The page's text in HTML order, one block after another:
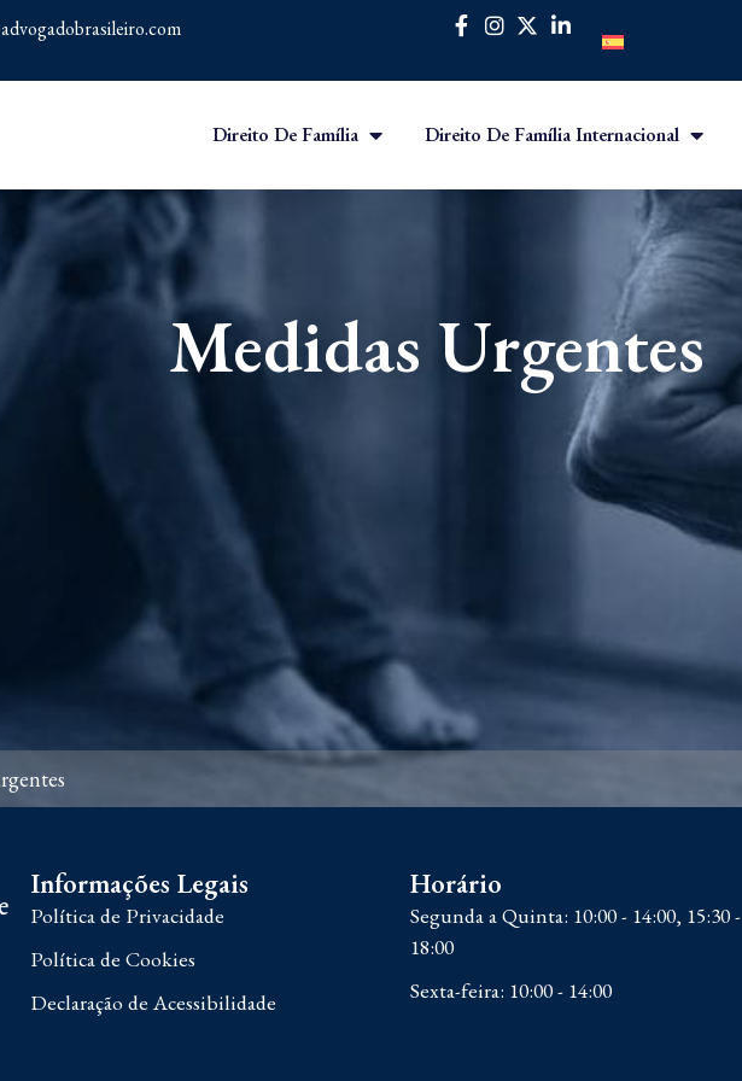
Direito De Família Direito De Família Internacional
Medidas Urgentes
Informações Legais
Política de Privacidade
Política de Cookies
Declaração de Acessibilidade
Horário
Segunda a Quinta: 10:00 - 14:00, 15:30 -
18:00
Sexta-feira: 10:00 - 14:00